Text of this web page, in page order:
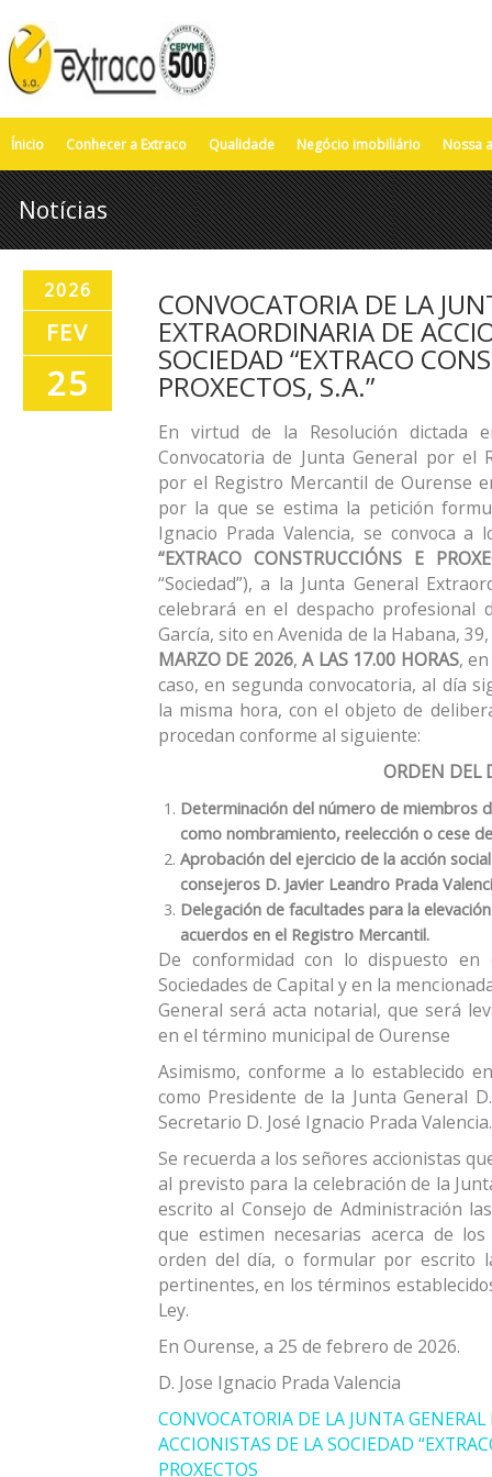
Ínicio Conhecer a Extraco Qualidade Negócio imobiliário Nossa
Notícias
2026
FEV
25
CONVOCATORIA DE LA
EXTRAORDINARIA DE
SOCIEDAD “EXTRACO
PROXECTOS, S.A.”
En virtud de la Resolución dictada
Convocatoria de Junta General por el
por el Registro Mercantil de Ourense
por la que se estima la petición
Ignacio Prada Valencia, se convoca a
“EXTRACO CONSTRUCCIÓNS E
“Sociedad”), a la Junta General
celebrará en el despacho profesional
García, sito en Avenida de la Habana,
MARZO DE 2026,A LAS 17.00 HORAS,
caso, en segunda convocatoria, al día
la misma hora, con el objeto de
procedan conforme al siguiente:
ORDEN DEL
Determinación del número de miembros
como nombramiento, reelección o cese
Aprobación del ejercicio de la acción
consejeros D. Javier Leandro Prada
Delegación de facultades para la
acuerdos en el Registro Mercantil.
De conformidad con lo dispuesto
Sociedades de Capital y en la
General será acta notarial, que será
en el término municipal de Ourense
Asimismo, conforme a lo establecido
como Presidente de la Junta General
Secretario D. José Ignacio Prada Valencia.
Se recuerda a los señores accionistas
al previsto para la celebración de la
escrito al Consejo de Administración
que estimen necesarias acerca de
orden del día, o formular por escrito
pertinentes, en los términos
Ley.
En Ourense, a 25 de febrero de 2026.
D. Jose Ignacio Prada Valencia
CONVOCATORIA DE LA JUNTA
ACCIONISTAS DE LA SOCIEDAD
PROXECTOS